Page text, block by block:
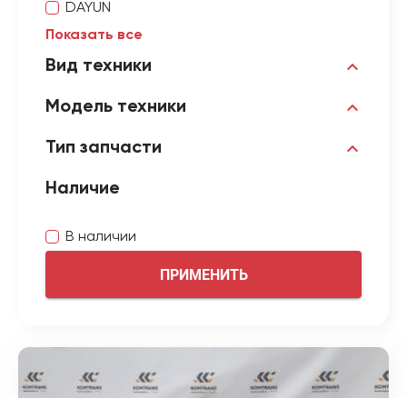
DAYUN
Показать все
Вид техники
Модель техники
Тип запчасти
Наличие
В наличии
ПРИМЕНИТЬ